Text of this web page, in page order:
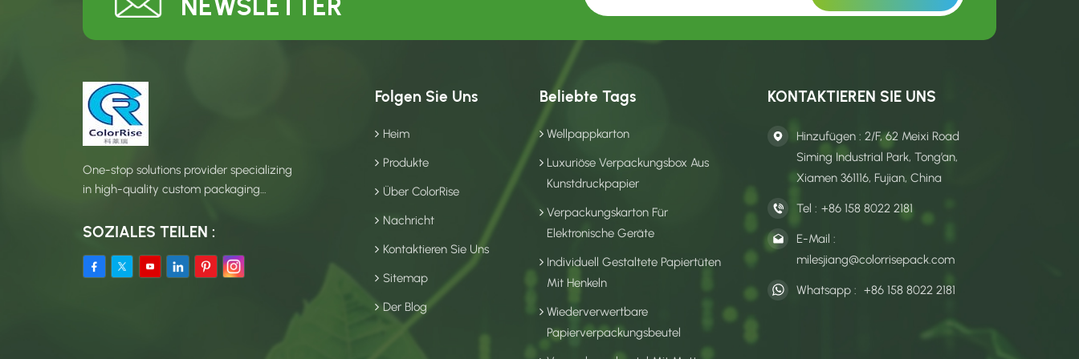
NEWSLETTER
One-stop solutions provider specializing
in high-quality custom packaging
SOZIALES TEILEN :
Folgen Sie Uns
Heim
Produkte
Über ColorRise
Nachricht
Kontaktieren Sie Uns
Sitemap
Der Blog
Beliebte Tags
Wellpappkarton
Luxuriöse Verpackungsbox Aus
Kunstdruckpapier
Verpackungskarton Für
Elektronische Geräte
Individuell Gestaltete Papiertüten
Mit Henkeln
Wiederverwertbare
Papierverpackungsbeutel
KONTAKTIEREN SIE UNS
Hinzufügen : 2/F, 62 Meixi Road
Siming Industrial Park, Tong’an,
Xiamen 361116, Fujian, China
Tel : +86 158 8022 2181
E-Mail :
milesjiang@colorrisepack.com
Whatsapp : +86 158 8022 2181